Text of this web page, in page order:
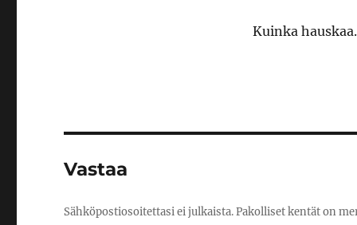
Kuinka hauskaa.
Vastaa
Sähköpostiosoitettasi ei julkaista.Pakolliset kentät on